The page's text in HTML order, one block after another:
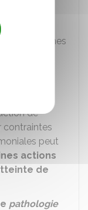
par
en termes
Cela
de
contraintes
peut
actions
de
pathologie